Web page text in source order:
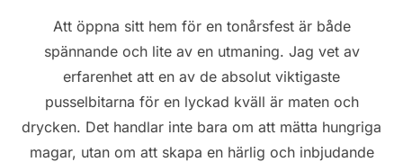
Att öppna sitt hem för en tonårsfest är både
spännande och lite av en utmaning. Jag vet av
erfarenhet att en av de absolut viktigaste
pusselbitarna för en lyckad kväll är maten och
drycken. Det handlar inte bara om att mätta hungriga
magar, utan om att skapa en härlig och inbjudande